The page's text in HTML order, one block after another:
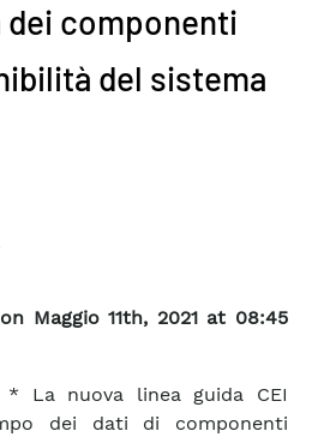
dei componenti
del sistema
Maggio 11th, 2021 at 08:45
* La nuova linea guida CEI
dei dati di componenti